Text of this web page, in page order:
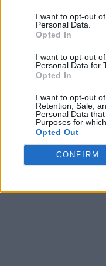
I want to opt-out
Personal Data.
Opted In
I want to opt-out
Personal Data for
Opted In
I want to opt-out
Retention, Sale,
Personal Data
Purposes for
Opted Out
CONFIRM